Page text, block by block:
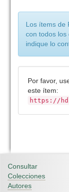
Los ítems de
con todos los
indique lo
Por favor,
este ítem:
https://
Consultar
Colecciones
Autores